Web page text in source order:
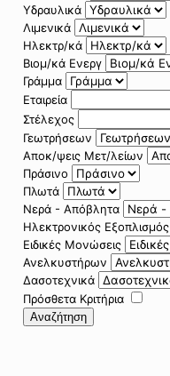
Υδραυλικά
Λιμενικά
Ηλεκτρ/κά
Βιομ/κά Ενεργ
Γράμμα
Εταιρεία
Στέλεχος
Γεωτρήσεων
Αποκ/ψεις Μετ/λείων
Πράσινο
Πλωτά
Νερά - Απόβλητα
Ηλεκτρονικός Εξοπλισμός
Ειδικές Μονώσεις
Ανελκυστήρων
Δασοτεχνικά
Πρόσθετα Κριτήρια
Αναζήτηση